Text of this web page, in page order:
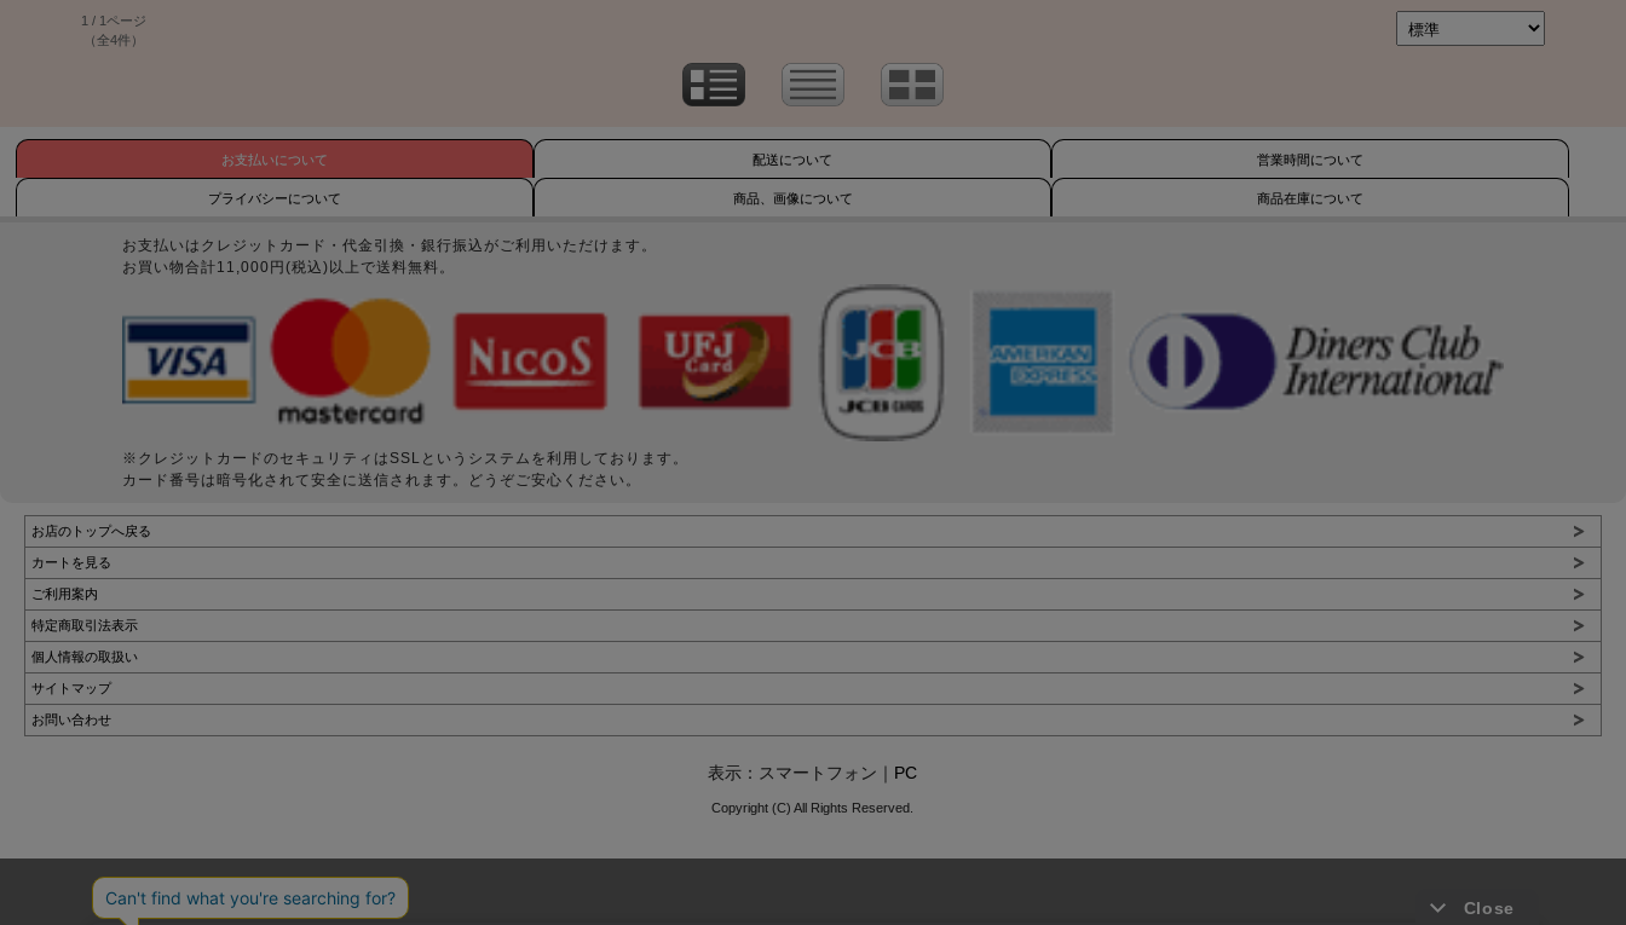
1 / 1ページ
（全4件）
お支払いについて 配送について 営業時間について
プライバシーについて 商品、画像について 商品在庫について
お支払いはクレジットカード・代金引換・銀行振込がご利用いただけます。
お買い物合計11,000円(税込)以上で送料無料。
※クレジットカードのセキュリティはSSLというシステムを利用しております。
カード番号は暗号化されて安全に送信されます。どうぞご安心ください。
お店のトップへ戻る
カートを見る
ご利用案内
特定商取引法表示
個人情報の取扱い
サイトマップ
お問い合わせ
表示：スマートフォン｜ PC
Copyright (C) All Rights Reserved.